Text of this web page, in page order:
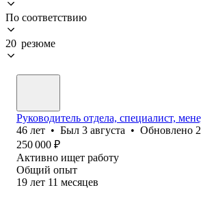
По соответствию
20 резюме
Руководитель отдела, специалист,
46 лет • Был 3 августа • Обновлено
250 000 ₽
Активно ищет работу
Общий опыт
19 лет 11 месяцев